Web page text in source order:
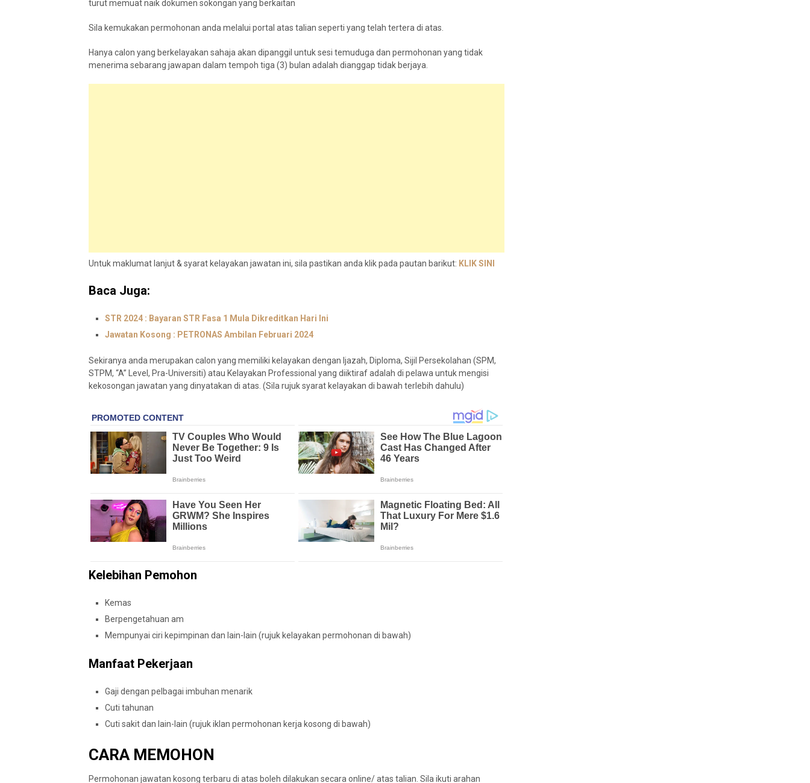
turut memuat naik dokumen sokongan yang berkaitan
Sila kemukakan permohonan anda melalui portal atas talian seperti yang telah tertera di atas.
Hanya calon yang berkelayakan sahaja akan dipanggil untuk sesi temuduga dan permohonan yang tidak
menerima sebarang jawapan dalam tempoh tiga (3) bulan adalah dianggap tidak berjaya.
Untuk maklumat lanjut & syarat kelayakan jawatan ini, sila pastikan anda klik pada pautan barikut: KLIK SINI
Baca Juga:
STR 2024 : Bayaran STR Fasa 1 Mula Dikreditkan Hari Ini
Jawatan Kosong : PETRONAS Ambilan Februari 2024
Sekiranya anda merupakan calon yang memiliki kelayakan dengan Ijazah, Diploma, Sijil Persekolahan (SPM,
STPM, “A” Level, Pra-Universiti) atau Kelayakan Professional yang diiktiraf adalah di pelawa untuk mengisi
kekosongan jawatan yang dinyatakan di atas. (Sila rujuk syarat kelayakan di bawah terlebih dahulu)
Kelebihan Pemohon
Kemas
Berpengetahuan am
Mempunyai ciri kepimpinan dan lain-lain (rujuk kelayakan permohonan di bawah)
Manfaat Pekerjaan
Gaji dengan pelbagai imbuhan menarik
Cuti tahunan
Cuti sakit dan lain-lain (rujuk iklan permohonan kerja kosong di bawah)
CARA MEMOHON
Permohonan jawatan kosong terbaru di atas boleh dilakukan secara online/ atas talian. Sila ikuti arahan